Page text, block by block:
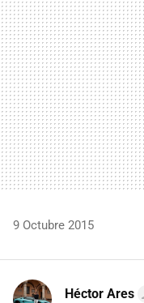
9 Octubre 2015
Héctor Ares